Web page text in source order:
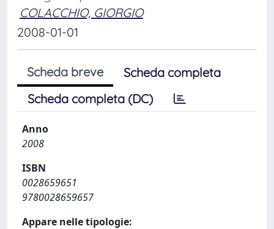
COLACCHIO, GIORGIO
2008-01-01
Scheda breve
Scheda completa
Scheda completa (DC)
Anno
2008
ISBN
0028659651
9780028659657
Appare nelle tipologie: